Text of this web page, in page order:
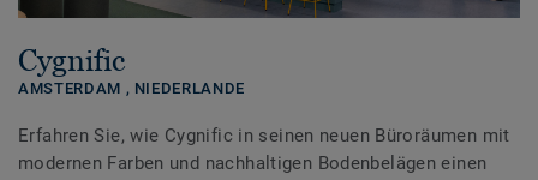
Cygnific
AMSTERDAM , NIEDERLANDE
Erfahren Sie, wie Cygnific in seinen neuen Büroräumen mit
modernen Farben und nachhaltigen Bodenbelägen einen